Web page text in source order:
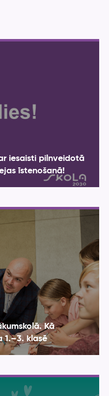
iesaisti pilnveidotā
īstenošanā!
Kā
1.–3. klasē